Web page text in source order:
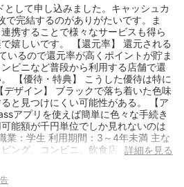
して申し込みました。キャッシュカ
で完結するのがありがたいです。ま
携することで様々なサービスも得ら
嬉しいです。 【還元率】 還元される
いるので還元率が高くポイントが貯ま
ビニなど普段から利用する店舗で還
【優待・特典】 こうした優待は特に
ザイン】 ブラックで落ち着いた色味
と見つけにくい可能性がある。 【ア
アプリを使えば簡単に色々な手続き
能額が千円単位でしか見れないのは
業：学生 利用期間：3～4年未満 主な
ング、コンビニ、飲食店、旅行・出
3
詳細を見る